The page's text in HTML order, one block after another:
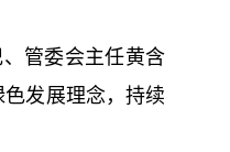
、管委会主任黄含
发展理念，持续